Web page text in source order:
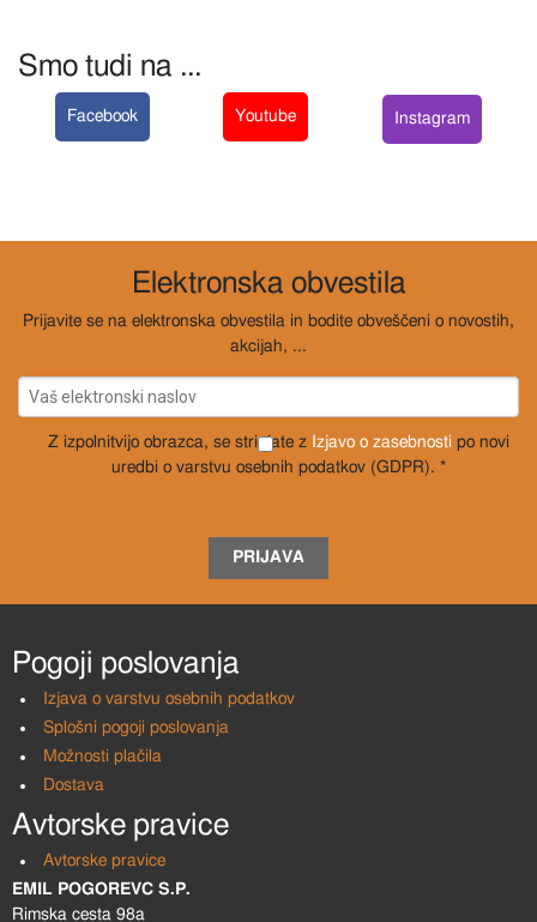
Smo tudi na ...
Facebook Youtube Instagram
Elektronska obvestila
Prijavite se na elektronska obvestila in bodite obveščeni o novostih,
akcijah, ...
Z izpolnitvijo obrazca, se strinjate z Izjavo o zasebnosti po novi
uredbi o varstvu osebnih podatkov (GDPR). *
PRIJAVA
Pogoji poslovanja
Izjava o varstvu osebnih podatkov
Splošni pogoji poslovanja
Možnosti plačila
Dostava
Avtorske pravice
Avtorske pravice
EMIL POGOREVC S.P.
Rimska cesta 98a